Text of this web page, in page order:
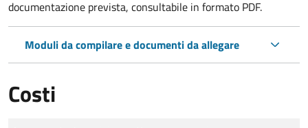
documentazione prevista, consultabile in formato PDF.
Moduli da compilare e documenti da allegare
Costi